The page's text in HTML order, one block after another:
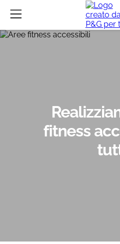
fitness